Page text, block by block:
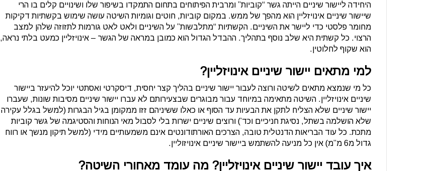
היחידה ליישור שיניים הייתה גשר “קוביות” ומרבית הפיתוחים בתחום התמקדו בשיפור שלו ושינויים קלים בו הרי
שיישור שיניים אינויזליין הוא מהפך של ממש. במקום קוביות, חוטים וגומיות השיטה עושה שימוש בקשתיות דקיקות
מחומר פלסטי כדי ליישר את השיניים. הקשתיות “מתלבשות” על השיניים ולאט לאט גורמות לתזוזה שלהן למצב
הרצוי. כל קשתית היא שלב נוסף בתהליך. ההבדל הגדול הוא כמובן במראה של הגשר – אינויזליין כמעט בלתי נראה,
הוא שקוף לחלוטין.
למי מתאים יישור שיניים אינויזליין?
כל מי שנמצא מתאים לשיטה ורוצה לעבור יישור שיניים בהליך קצר יחסית, דיסקרטי ואסתטי יוכל להיעזר ביישור
שיניים אינויזליין. השיטה מתאימה במיוחד עבור מבוגרים שבצעירותם לא עברו יישור שיניים מסיבות שונות, שעברו
יישור שיניים שלא הצליח לתקן את הבעיות עד הסוף או כאלו ששיניהם זזו ממקומן בגיל הבגרות (למשל בגלל עקירה
שלא הושלמה בשתל, נסיגת חניכיים וכד’) ורוצים שיניים ישרות בלי לסבול מאי הנוחות והסטיגמה של גשר קוביות
מתכת. כל עוד הבריאות הדנטלית טובה, הצרכים האורתודונטים אינם משמעותיים מידי (למשל תיקון מנשך או רווח
גדול מ6 מ”מ) אין כל מניעה להשתמש ביישור שיניים אינויזוליין.
איך עובד יישור שיניים אינויזליין? מה עומד מאחורי השיטה?